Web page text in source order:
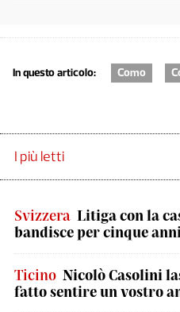
In questo articolo: Como
I più letti
Svizzera Litiga con la
bandisce per cinque anni
Ticino Nicolò Casolini
fatto sentire un vostro